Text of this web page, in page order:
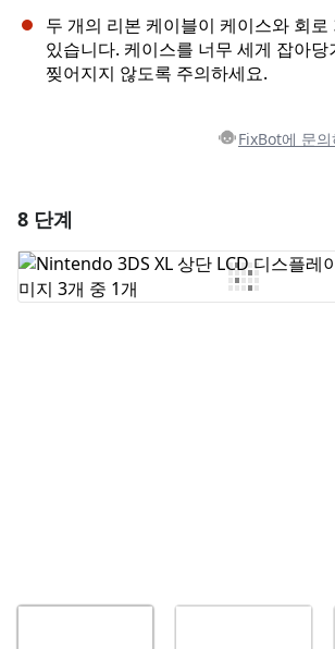
두 개의 리본 케이블이 케이스와 회
있습니다. 케이스를 너무 세게 잡아당
찢어지지 않도록 주의하세요.
FixBot에 문의
댓글 쓰기
8 단계